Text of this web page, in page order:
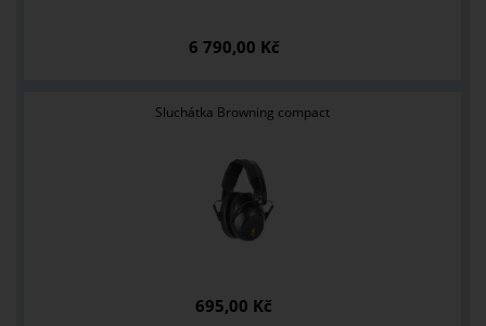
6 790,00 Kč
Sluchátka Browning compact
695,00 Kč